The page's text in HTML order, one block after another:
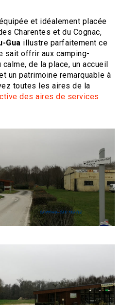
et idéalement placée
Charentes et du Cognac,
Gua illustre parfaitement ce
sait offrir aux camping-
de la place, un accueil
un patrimoine remarquable à
toutes les aires de la
des aires de services